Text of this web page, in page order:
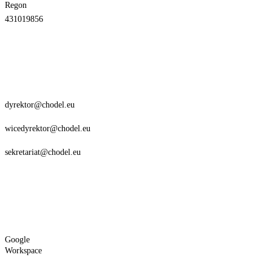
Regon
431019856
dyrektor@chodel.eu
wicedyrektor@chodel.eu
sekretariat@chodel.eu
Google
Workspace